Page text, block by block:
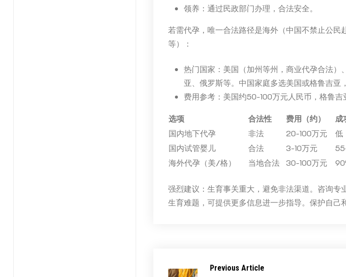
领养：通过民政部门办理，合法安全。
若需代孕，唯一合法路径是海外（中国不禁止公
等）：
热门国家：美国（加州等州，商业代孕合法）
亚、俄罗斯等。中国家庭多选美国或格鲁吉亚
费用参考：美国约50-100万元人民币，格鲁吉
选项 合法性 费用（约） 成
国内地下代孕
非法 20-100万元 低
国内试管婴儿
合法 3-10万元
海外代孕（美/格）
当地合法 30-100万元
强烈建议：生育事关重大，避免非法渠道。咨询
生育难题，可提供更多信息进一步指导。保护自己
Previous Article